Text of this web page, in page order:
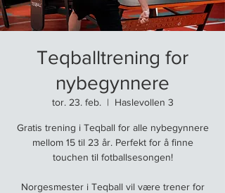
Teqballtrening for
nybegynnere
tor. 23. feb.
  |
Haslevollen 3
Gratis trening i Teqball for alle nybegynnere
mellom 15 til 23 år. Perfekt for å finne
touchen til fotballsesongen!
Norgesmester i Teqball vil være trener for